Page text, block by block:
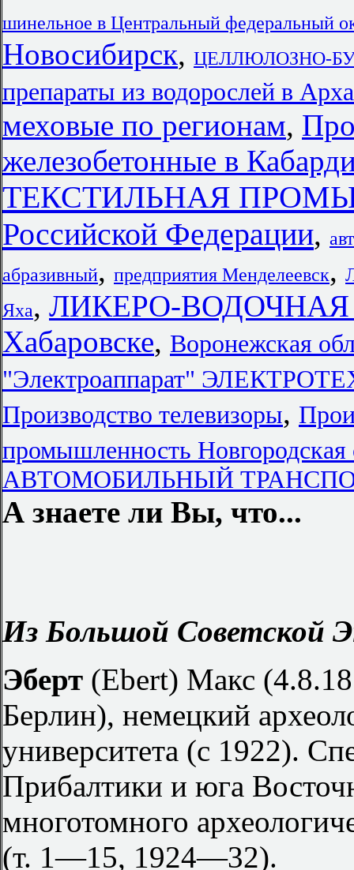
шинельное в Центральный федеральный
Новосибирск, ЦЕЛЛЮЛОЗНО-
препараты из водорослей в
меховые по регионам,
железобетонные в
ТЕКСТИЛЬНАЯ
Российской Федерации,
абразивный, предприятия Менделеевск,
Яха, ЛИКЕРО-
Хабаровске, Воронежская
"Электроаппарат"
Производство телевизоры,
промышленность Новгородская
АВТОМОБИЛЬНЫЙ
А знаете ли Вы, что...
Из Большой Советской
Эберт (Ebert) Макс
Берлин), немецкий
университета (с 1922).
Прибалтики и юга
многотомного
(т. 1—15, 1924—32).